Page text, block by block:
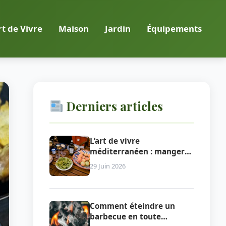
de Vivre Maison Jardin Équipements
Derniers articles
L’art de vivre
méditerranéen : manger
dehors au rythme du Sud
29 Juin 2026
Comment éteindre un
barbecue en toute